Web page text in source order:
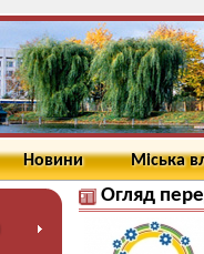
Новини Міська
Огляд